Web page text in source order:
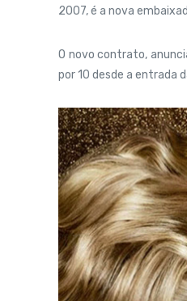
2007, é a nova
O novo contrato,
por 10 desde a entrada